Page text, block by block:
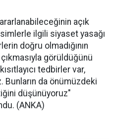
açık
ilgili siyaset yasağı
doğru olmadığının
görüldüğünü
tedbirler var,
Bunların da önümüzdeki
düşünüyoruz"
(ANKA)